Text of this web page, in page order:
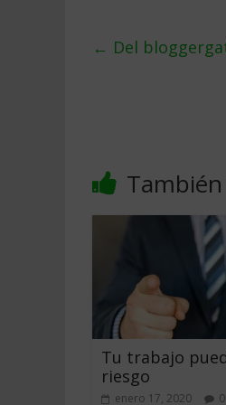
← Del
Tu trabajo
riesgo
enero 17, 2020 0